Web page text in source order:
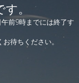
。
前9時までには終了す
待ちください。